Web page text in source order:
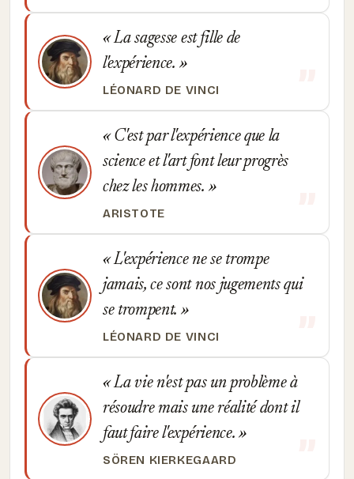
La sagesse est fille de
l'expérience.
LÉONARD DE VINCI
C'est par l'expérience que la
science et l'art font leur progrès
chez les hommes.
ARISTOTE
L'expérience ne se trompe
jamais, ce sont nos jugements qui
se trompent.
LÉONARD DE VINCI
La vie n'est pas un problème à
résoudre mais une réalité dont il
faut faire l'expérience.
SÖREN KIERKEGAARD